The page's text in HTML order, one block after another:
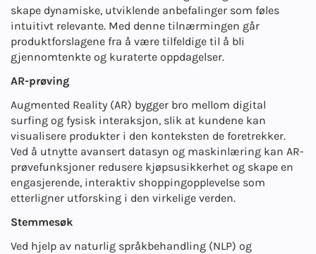
skape dynamiske, utviklende anbefalinger som føles
intuitivt relevante. Med denne tilnærmingen går
produktforslagene fra å være tilfeldige til å bli
gjennomtenkte og kuraterte oppdagelser.
AR-prøving
Augmented Reality (AR) bygger bro mellom digital
surfing og fysisk interaksjon, slik at kundene kan
visualisere produkter i den konteksten de foretrekker.
Ved å utnytte avansert datasyn og maskinlæring kan AR-
prøvefunksjoner redusere kjøpsusikkerhet og skape en
engasjerende, interaktiv shoppingopplevelse som
etterligner utforsking i den virkelige verden.
Stemmesøk
Ved hjelp av naturlig språkbehandling (NLP) og